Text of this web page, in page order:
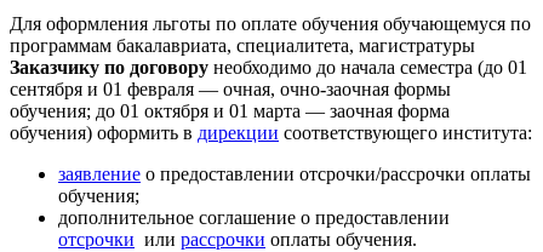
Для оформления льготы по оплате обучения обучающемуся по
программам бакалавриата, специалитета, магистратуры
Заказчику по договору необходимо до начала семестра (до 01
сентября и 01 февраля — очная, очно-заочная формы
обучения; до 01 октября и 01 марта — заочная форма
обучения) оформить в дирекции соответствующего института:
заявление о предоставлении отсрочки/рассрочки оплаты
обучения;
дополнительное соглашение о предоставлении
отсрочки или рассрочки оплаты обучения.